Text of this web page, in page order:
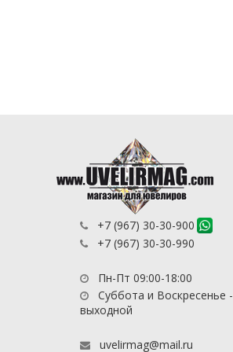
+7 (967) 30-30-900
+7 (967) 30-30-990
Пн-Пт 09:00-18:00
Суббота и Воскресенье -
выходной
uvelirmag@mail.ru